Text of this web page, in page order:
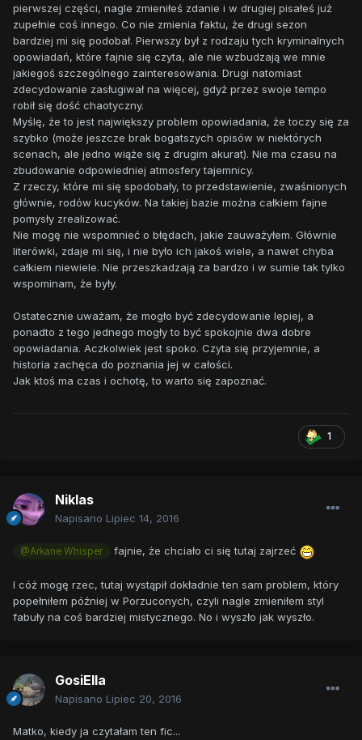
pierwszej części, nagle zmieniłeś zdanie i w drugiej pisałeś już
zupełnie coś innego. Co nie zmienia faktu, że drugi sezon
bardziej mi się podobał. Pierwszy był z rodzaju tych kryminalnych
opowiadań, które fajnie się czyta, ale nie wzbudzają we mnie
jakiegoś szczególnego zainteresowania. Drugi natomiast
zdecydowanie zasługiwał na więcej, gdyż przez swoje tempo
robił się dość chaotyczny.
Myślę, że to jest największy problem opowiadania, że toczy się za
szybko (może jeszcze brak bogatszych opisów w niektórych
scenach, ale jedno wiąże się z drugim akurat). Nie ma czasu na
zbudowanie odpowiedniej atmosfery tajemnicy.
Z rzeczy, które mi się spodobały, to przedstawienie, zwaśnionych
głównie, rodów kucyków. Na takiej bazie można całkiem fajne
pomysły zrealizować.
Nie mogę nie wspomnieć o błędach, jakie zauważyłem. Głównie
literówki, zdaje mi się, i nie było ich jakoś wiele, a nawet chyba
całkiem niewiele. Nie przeszkadzają za bardzo i w sumie tak tylko
wspominam, że były.
Ostatecznie uważam, że mogło być zdecydowanie lepiej, a
ponadto z tego jednego mogły to być spokojnie dwa dobre
opowiadania. Aczkolwiek jest spoko. Czyta się przyjemnie, a
historia zachęca do poznania jej w całości.
Jak ktoś ma czas i ochotę, to warto się zapoznać.
1
Niklas
Napisano Lipiec 14, 2016
@Arkane Whisper fajnie, że chciało ci się tutaj zajrzeć
I cóż mogę rzec, tutaj wystąpił dokładnie ten sam problem, który
popełniłem później w Porzuconych, czyli nagle zmieniłem styl
fabuły na coś bardziej mistycznego. No i wyszło jak wyszło.
GosiElla
Napisano Lipiec 20, 2016
Matko, kiedy ja czytałam ten fic...